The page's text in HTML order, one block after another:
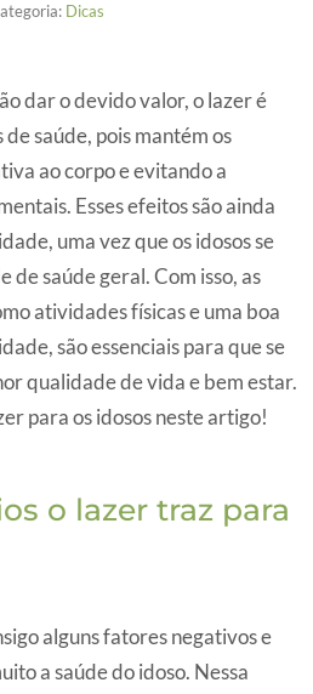
Dicas
dar o devido valor, o lazer é
saúde, pois mantém os
ao corpo e evitando a
Esses efeitos são ainda
uma vez que os idosos se
saúde geral. Com isso, as
atividades físicas e uma boa
são essenciais para que se
qualidade de vida e bem estar.
para os idosos neste artigo!
o lazer traz para
alguns fatores negativos e
a saúde do idoso. Nessa